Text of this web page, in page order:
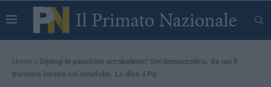
Home » Dipingi le panchine arcobaleno? Sei democratico. Se usi il
tricolore invece sei omofobo. Lo dice il Pd